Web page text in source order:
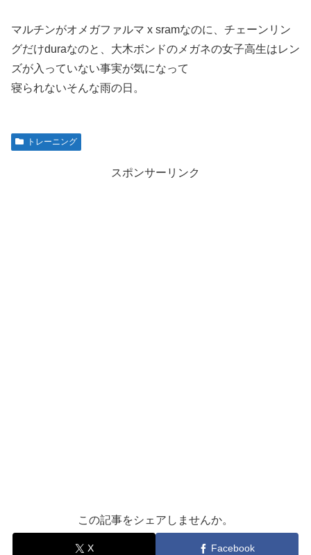
マルチンがオメガファルマ x sramなのに、チェーンリン
グだけduraなのと、大木ボンドのメガネの女子高生はレン
ズが入っていない事実が気になって
寝られないそんな雨の日。
トレーニング
スポンサーリンク
この記事をシェアしませんか。
X Facebook